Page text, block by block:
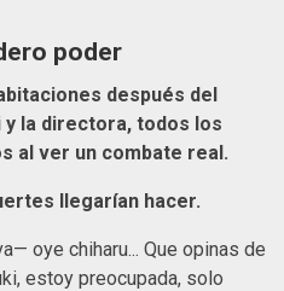
poder
después del
la directora, todos los
al ver un combate real.
llegarían hacer.
oye chiharu... Que opinas de
estoy preocupada, solo